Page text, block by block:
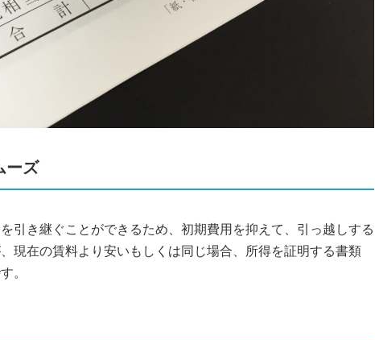
ーズ
引き継ぐことができるため、初期費用を抑えて、引っ越しする
現在の賃料より安いもしくは同じ場合、所得を証明する書類
。